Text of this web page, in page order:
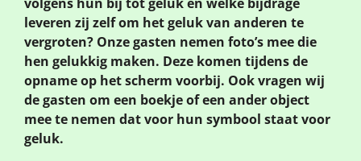
leveren zij zelf om het geluk van anderen te
vergroten? Onze gasten nemen foto’s mee die
hen gelukkig maken. Deze komen tijdens de
opname op het scherm voorbij. Ook vragen wij
de gasten om een boekje of een ander object
mee te nemen dat voor hun symbool staat voor
geluk.